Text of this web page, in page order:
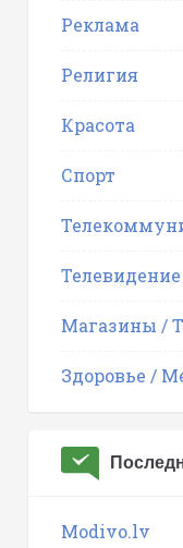
Реклама
Религия
Красота
Спорт
Магазины /
Здоровье /
Modivo.lv